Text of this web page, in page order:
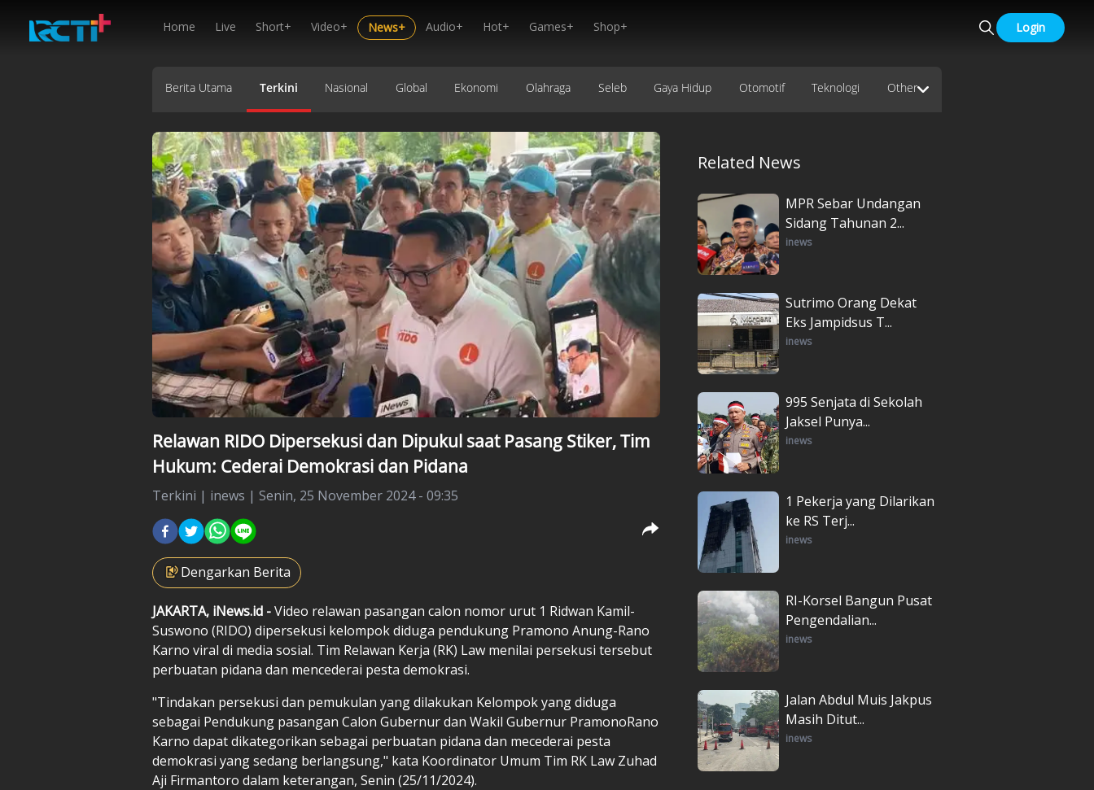
Home Live Short+ Video+ News+ Audio+ Hot+ Games+ Shop+ Login
Berita Utama Terkini Nasional Global Ekonomi Olahraga Seleb Gaya Hidup Otomotif Teknologi Other
Relawan RIDO Dipersekusi dan Dipukul saat Pasang Stiker, Tim
Hukum: Cederai Demokrasi dan Pidana
Terkini | inews | Senin, 25 November 2024 - 09:35
Dengarkan Berita
JAKARTA, iNews.id -Video relawan pasangan calon nomor urut 1 Ridwan Kamil-
Suswono (RIDO) dipersekusi kelompok diduga pendukung Pramono Anung-Rano
Karno viral di media sosial. Tim Relawan Kerja (RK) Law menilai persekusi tersebut
perbuatan pidana dan mencederai pesta demokrasi.
"Tindakan persekusi dan pemukulan yang dilakukan Kelompok yang diduga
sebagai Pendukung pasangan Calon Gubernur dan Wakil Gubernur PramonoRano
Karno dapat dikategorikan sebagai perbuatan pidana dan mecederai pesta
demokrasi yang sedang berlangsung," kata Koordinator Umum Tim RK Law Zuhad
Aji Firmantoro dalam keterangan, Senin (25/11/2024).
Related News
MPR Sebar Undangan
Sidang Tahunan 2...
inews
Sutrimo Orang Dekat
Eks Jampidsus T...
inews
995 Senjata di Sekolah
Jaksel Punya...
inews
1 Pekerja yang Dilarikan
ke RS Terj...
inews
RI-Korsel Bangun Pusat
Pengendalian...
inews
Jalan Abdul Muis Jakpus
Masih Ditut...
inews